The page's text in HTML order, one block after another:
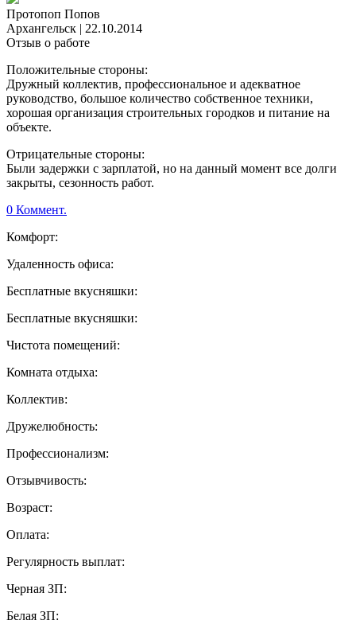
Протопоп Попов
Архангельск | 22.10.2014
Отзыв о работе
Положительные стороны:
Дружный коллектив, профессиональное и адекватное
руководство, большое количество собственное техники,
хорошая организация строительных городков и питание на
объекте.
Отрицательные стороны:
Были задержки с зарплатой, но на данный момент все долги
закрыты, сезонность работ.
0 Коммент.
Комфорт:
Удаленность офиса:
Бесплатные вкусняшки:
Бесплатные вкусняшки:
Чистота помещений:
Комната отдыха:
Коллектив:
Дружелюбность:
Профессионализм:
Отзывчивость:
Возраст:
Оплата:
Регулярность выплат:
Черная ЗП:
Белая ЗП: